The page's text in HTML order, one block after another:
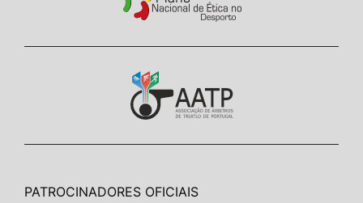
PATROCINADORES OFICIAIS